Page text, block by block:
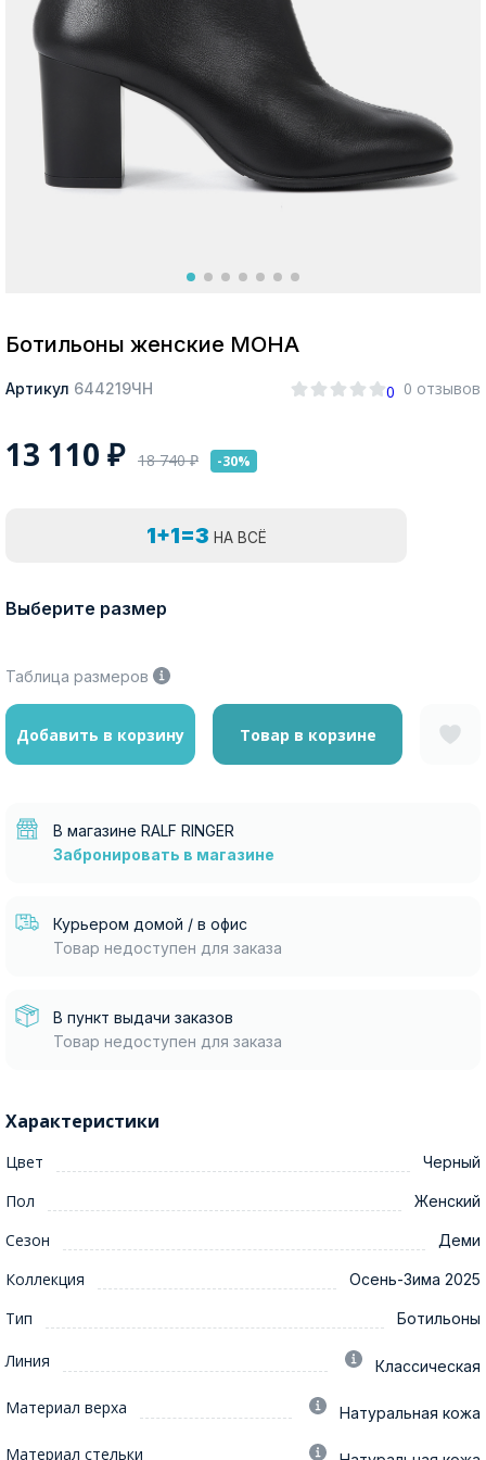
Москва
Ботильоны женские МОНА
Артикул 644219ЧН 0 0 отзывов
13 110 ₽ 18 740₽ -30%
1+1=3 НА ВСЁ
Выберите размер
Таблица размеров
Добавить в корзину Товар в корзине
В магазине RALF RINGER
Забронировать в магазине
Курьером домой / в офис
Товар недоступен для заказа
В пункт выдачи заказов
Товар недоступен для заказа
Характеристики
Цвет Черный
Пол Женский
Сезон Деми
Коллекция Осень-Зима 2025
Тип Ботильоны
Линия Классическая
Материал верха Натуральная кожа
Материал стельки